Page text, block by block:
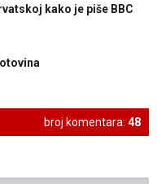
kako je piše BBC
broj komentara: 48